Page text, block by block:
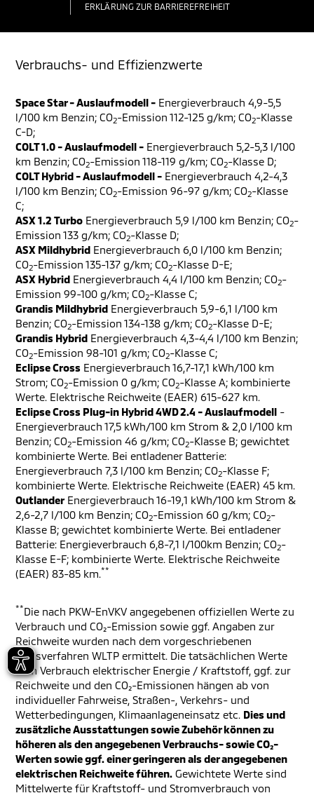
ERKLÄRUNG ZUR BARRIEREFREIHEIT
Verbrauchs- und Effizienzwerte
Space Star - Auslaufmodell - Energieverbrauch 4,9-5,5
l/100 km Benzin; CO2-Emission 112-125 g/km; CO2-Klasse
C-D;
COLT 1.0 - Auslaufmodell - Energieverbrauch 5,2-5,3 l/100
km Benzin; CO2-Emission 118-119 g/km; CO2-Klasse D;
COLT Hybrid - Auslaufmodell - Energieverbrauch 4,2-4,3
l/100 km Benzin; CO2-Emission 96-97 g/km; CO2-Klasse
C;
ASX 1.2 Turbo Energieverbrauch 5,9 l/100 km Benzin; CO2-
Emission 133 g/km; CO2-Klasse D;
ASX Mildhybrid Energieverbrauch 6,0 l/100 km Benzin;
CO2-Emission 135-137 g/km; CO2-Klasse D-E;
ASX Hybrid Energieverbrauch 4,4 l/100 km Benzin; CO2-
Emission 99-100 g/km; CO2-Klasse C;
Grandis Mildhybrid Energieverbrauch 5,9-6,1 l/100 km
Benzin; CO2-Emission 134-138 g/km; CO2-Klasse D-E;
Grandis Hybrid Energieverbrauch 4,3-4,4 l/100 km Benzin;
CO2-Emission 98-101 g/km; CO2-Klasse C;
Eclipse Cross Energieverbrauch 16,7-17,1 kWh/100 km
Strom; CO2-Emission 0 g/km; CO2-Klasse A; kombinierte
Werte. Elektrische Reichweite (EAER) 615-627 km.
Eclipse Cross Plug-in Hybrid 4WD 2.4 - Auslaufmodell -
Energieverbrauch 17,5 kWh/100 km Strom & 2,0 l/100 km
Benzin; CO2-Emission 46 g/km; CO2-Klasse B; gewichtet
kombinierte Werte. Bei entladener Batterie:
Energieverbrauch 7,3 l/100 km Benzin; CO2-Klasse F;
kombinierte Werte. Elektrische Reichweite (EAER) 45 km.
Outlander Energieverbrauch 16-19,1 kWh/100 km Strom &
2,6-2,7 l/100 km Benzin; CO2-Emission 60 g/km; CO2-
Klasse B; gewichtet kombinierte Werte. Bei entladener
Batterie: Energieverbrauch 6,8-7,1 l/100km Benzin; CO2-
Klasse E-F; kombinierte Werte. Elektrische Reichweite
(EAER) 83-85 km.**
**Die nach PKW-EnVKV angegebenen offiziellen Werte zu
Verbrauch und CO₂-Emission sowie ggf. Angaben zur
Reichweite wurden nach dem vorgeschriebenen
Messverfahren WLTP ermittelt. Die tatsächlichen Werte
zum Verbrauch elektrischer Energie / Kraftstoff, ggf. zur
Reichweite und den CO₂-Emissionen hängen ab von
individueller Fahrweise, Straßen-, Verkehrs- und
Wetterbedingungen, Klimaanlageneinsatz etc. Dies und
zusätzliche Ausstattungen sowie Zubehör können zu
höheren als den angegebenen Verbrauchs- sowie CO₂-
Werten sowie ggf. einer geringeren als der angegebenen
elektrischen Reichweite führen. Gewichtete Werte sind
Mittelwerte für Kraftstoff- und Stromverbrauch von